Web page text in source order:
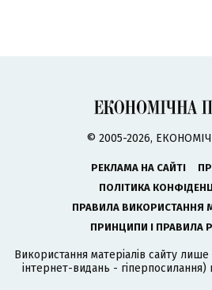
© 2005-2026,
РЕКЛАМА НА САЙТІ
ПОЛІТИКА
ПРАВИЛА ВИКОРИСТАННЯ
ПРИНЦИПИ І ПРАВИЛА
Використання матеріалів сайту
інтернет-видань - гіперпосилання)